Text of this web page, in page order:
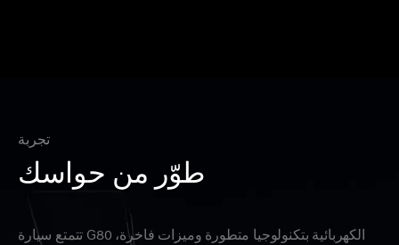
تجربة
طوّر من حواسك
تتمتع سيارة G80 الكهربائية بتكنولوجيا متطورة وميزات فاخرة،